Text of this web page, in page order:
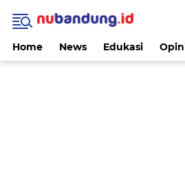
Home News Edukasi